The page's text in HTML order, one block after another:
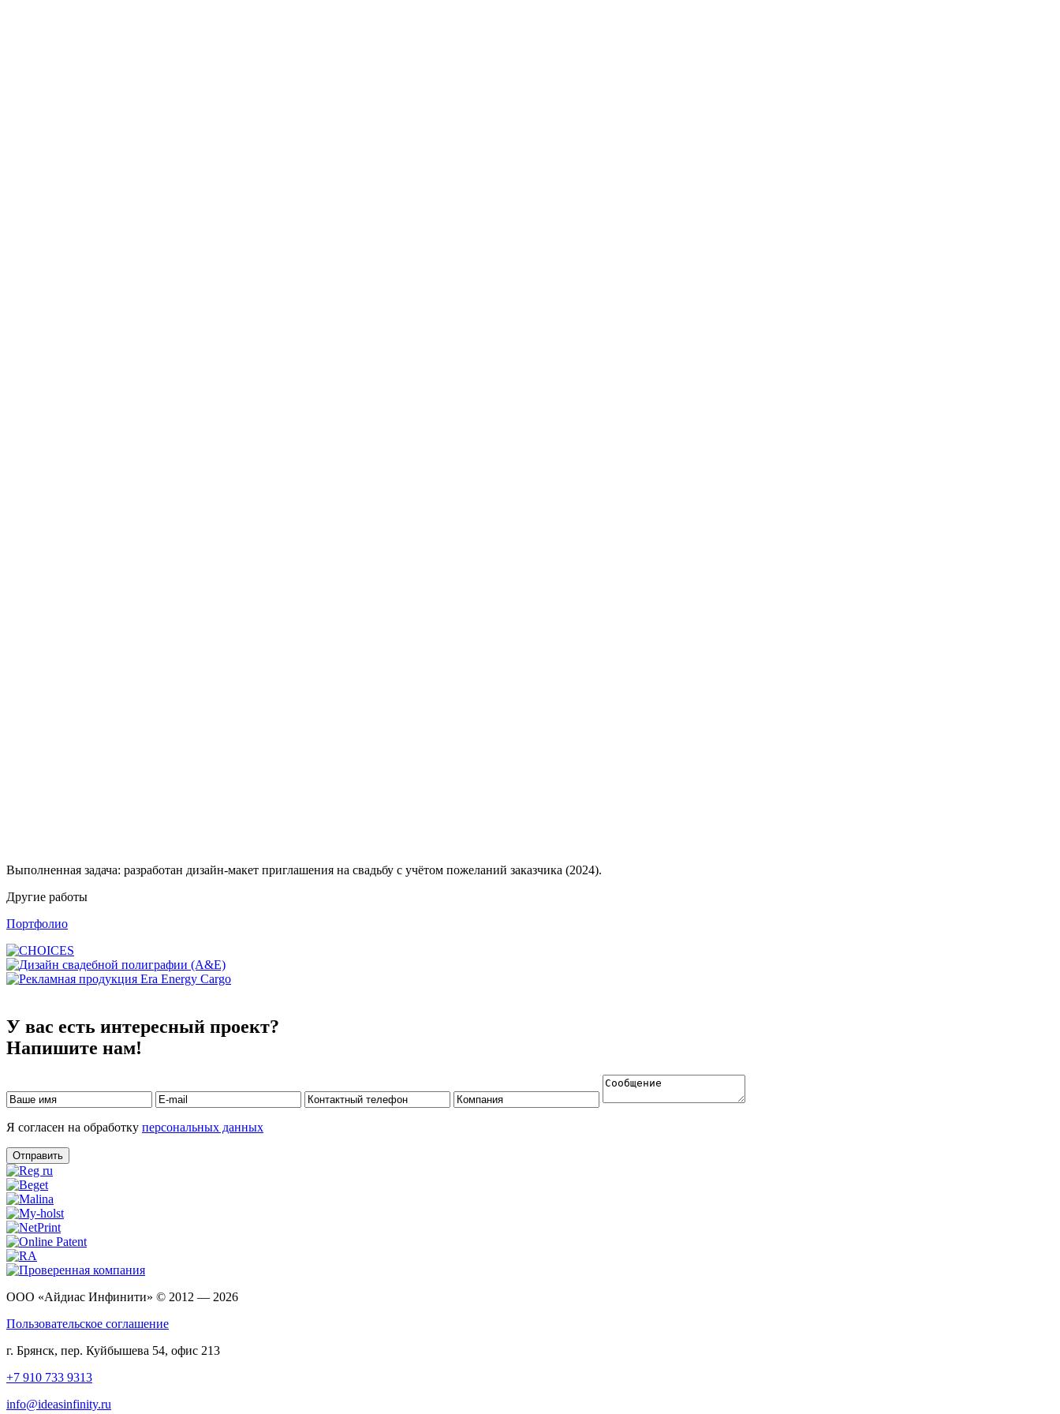
Выполненная задача: разработан дизайн-макет приглашения на свадьбу с учётом пожеланий заказчика (2024).
Другие работы
Портфолио
У вас есть интересный проект?
Напишите нам!
Я согласен на обработку персональных данных
Отправить
ООО «Айдиас Инфинити» © 2012 — 2026
Пользовательское соглашение
г. Брянск, пер. Куйбышева 54, офис 213
+7 910 733 9313
info@ideasinfinity.ru